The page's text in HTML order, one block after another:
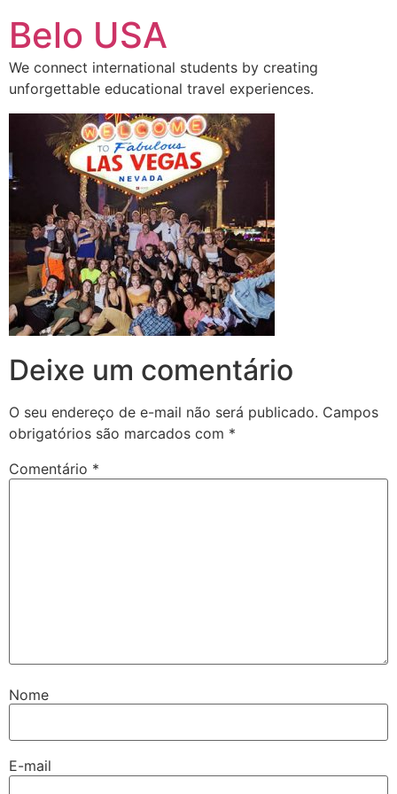
para
conteúdo
Belo USA
We connect international students by creating
unforgettable educational travel experiences.
Deixe um comentário
O seu endereço de e-mail não será publicado. Campos
obrigatórios são marcados com *
Comentário *
Nome
E-mail